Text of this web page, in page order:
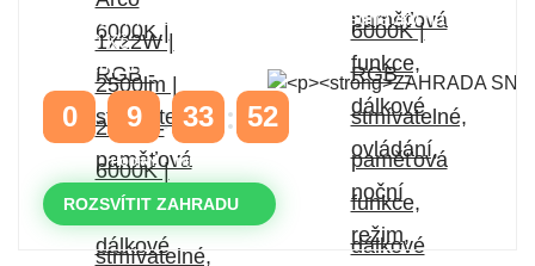
Časově omezená
sleva 20 % na objednávky nad
10.000 Kč
s kódem: VIP20
0 9
HODINY
33
MINUTY
51
ROZSVÍTIT ZAHRADU